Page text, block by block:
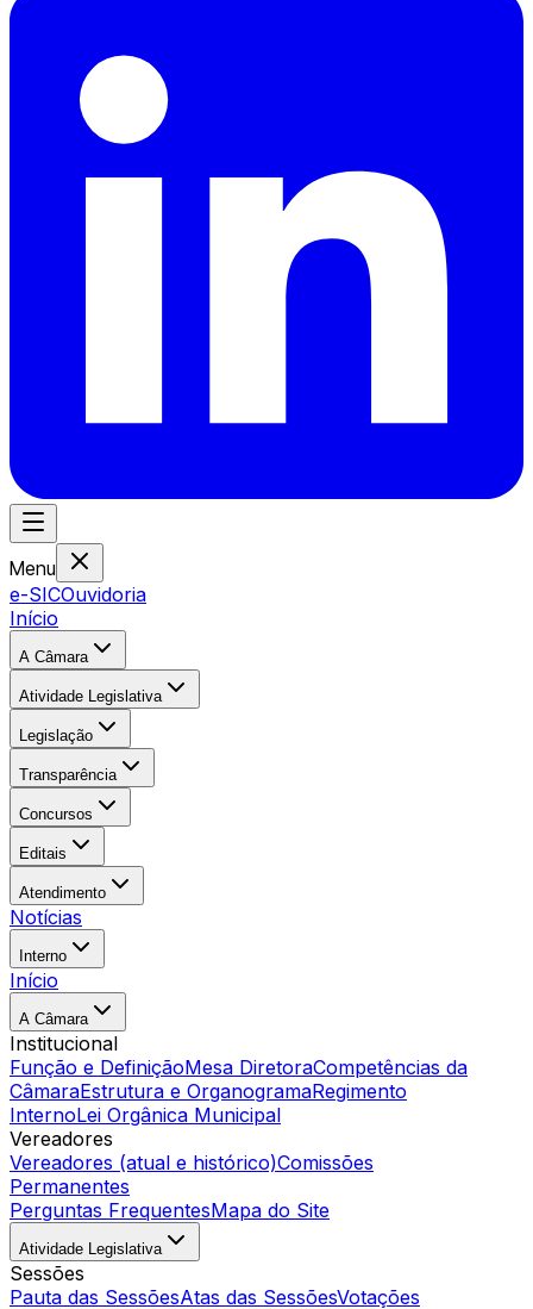
Menu
e-SICOuvidoria
Início
A Câmara
Atividade Legislativa
Legislação
Transparência
Concursos
Editais
Atendimento
Notícias
Interno
Início
A Câmara
Institucional
Função e DefiniçãoMesa DiretoraCompetências da
CâmaraEstrutura e OrganogramaRegimento
InternoLei Orgânica Municipal
Vereadores
Vereadores (atual e histórico)Comissões
Permanentes
Perguntas FrequentesMapa do Site
Atividade Legislativa
Sessões
Pauta das SessõesAtas das SessõesVotações